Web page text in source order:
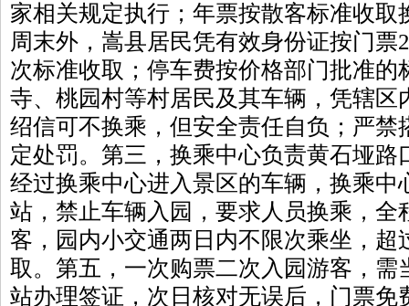
家相关规定执行；年票按散客标准收取
周末外，嵩县居民凭有效身份证按门票
次标准收取；停车费按价格部门批准的
寺、桃园村等村居民及其车辆，凭辖区
绍信可不换乘，但安全责任自负；严禁
定处罚。第三，换乘中心负责黄石垭
经过换乘中心进入景区的车辆，换乘中
站，禁止车辆入园，要求人员换乘，全
客，园内小交通两日内不限次乘坐，超
取。第五，一次购票二次入园游客，需
站办理签证，次日核对无误后，门票免